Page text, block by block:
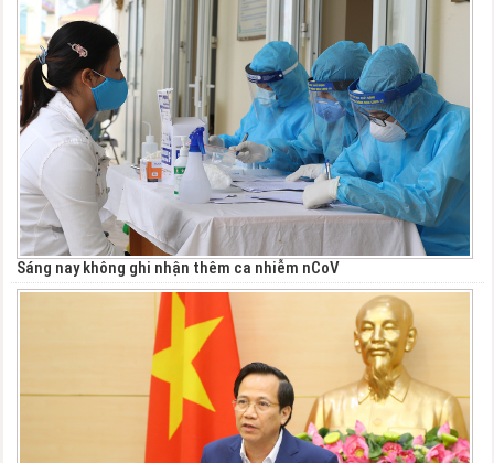
Sáng nay không ghi nhận thêm ca nhiễm nCoV